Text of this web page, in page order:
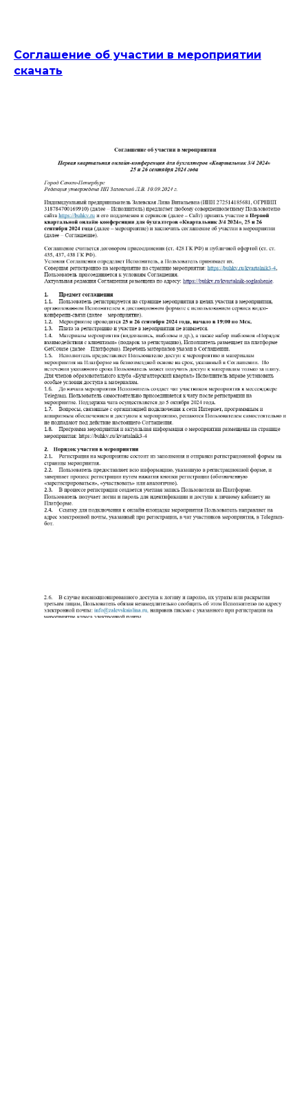
Соглашение об участии в мероприятии
скачать